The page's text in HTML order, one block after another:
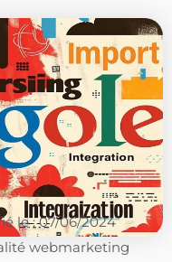
le : 07/06/2024
webmarketing